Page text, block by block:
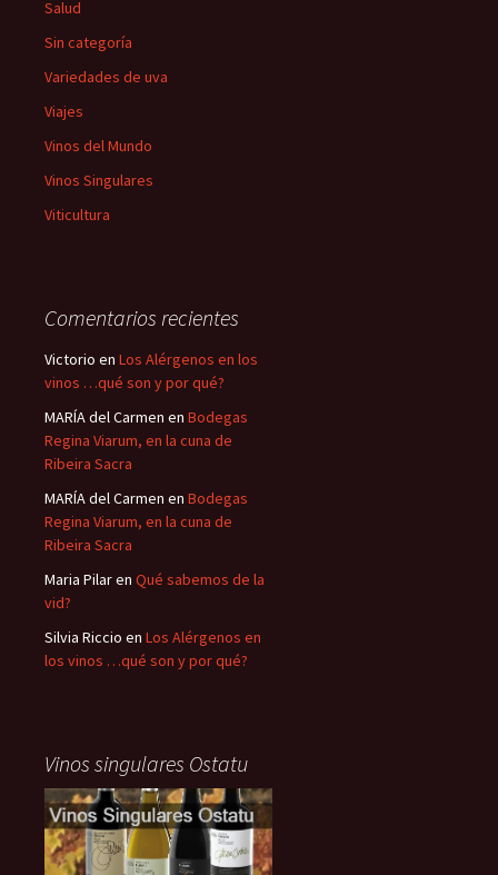
Salud
Sin categoría
Variedades de uva
Viajes
Vinos del Mundo
Vinos Singulares
Viticultura
Comentarios recientes
Victorio en Los Alérgenos en los
vinos …qué son y por qué?
MARÍA del Carmen en Bodegas
Regina Viarum, en la cuna de
Ribeira Sacra
MARÍA del Carmen en Bodegas
Regina Viarum, en la cuna de
Ribeira Sacra
Maria Pilaren Qué sabemos de la
vid?
Silvia Riccio en Los Alérgenos en
los vinos …qué son y por qué?
Vinos singulares Ostatu